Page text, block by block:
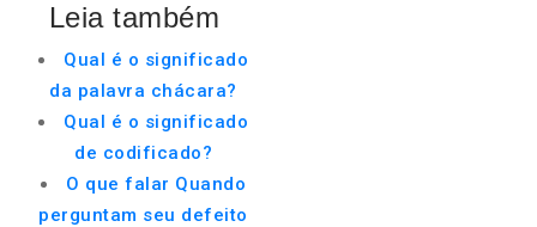
Leia também
Qual é o significado
da palavra chácara?
Qual é o significado
de codificado?
O que falar Quando
perguntam seu defeito